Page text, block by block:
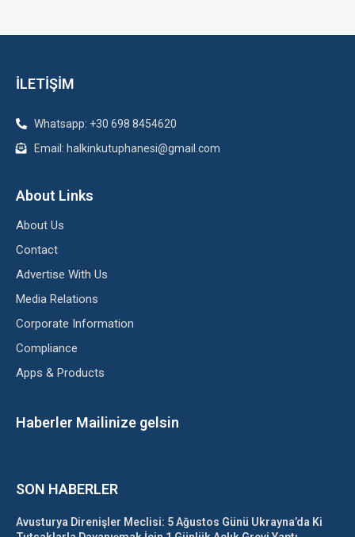
İLETİŞİM
Whatsapp: +30 698 8454620
Email: halkinkutuphanesi@gmail.com
About Links
About Us
Contact
Advertise With Us
Media Relations
Corporate Information
Compliance
Apps & Products
Haberler Mailinize gelsin
SON HABERLER
Avusturya Direnişler Meclisi: 5 Ağustos Günü Ukrayna’da Ki